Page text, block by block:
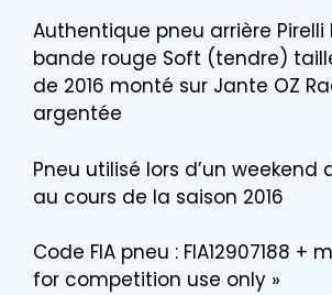
Authentique pneu arrière Pirelli
bande rouge Soft (tendre)
de 2016 monté sur Jante OZ
argentée
Pneu utilisé lors d’un weekend
au cours de la saison 2016
Code FIA pneu : FIA12907188 +
for competition use only »